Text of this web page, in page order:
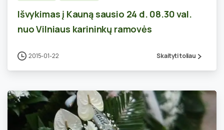
Išvykimas į Kauną sausio 24 d. 08.30 val.
nuo Vilniaus karininkų ramovės
2015-01-22 Skaityti toliau